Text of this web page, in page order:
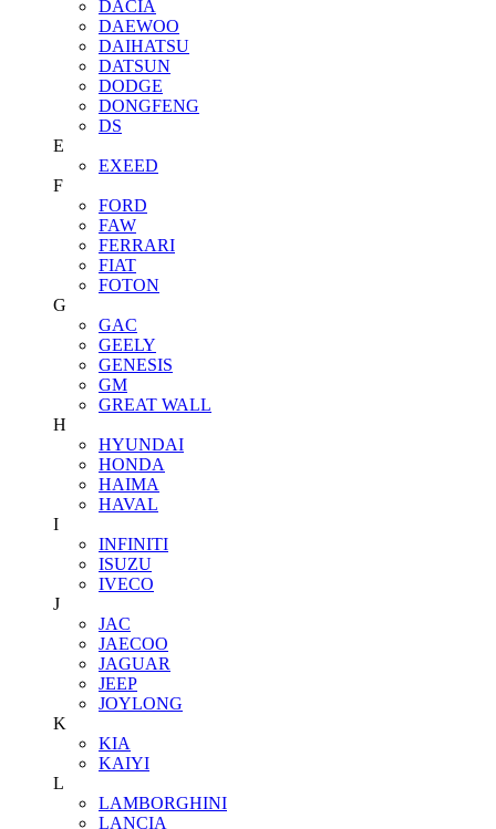
DACIA
DAEWOO
DAIHATSU
DATSUN
DODGE
DONGFENG
DS
E
EXEED
F
FORD
FAW
FERRARI
FIAT
FOTON
G
GAC
GEELY
GENESIS
GM
GREAT WALL
H
HYUNDAI
HONDA
HAIMA
HAVAL
I
INFINITI
ISUZU
IVECO
J
JAC
JAECOO
JAGUAR
JEEP
JOYLONG
K
KIA
KAIYI
L
LAMBORGHINI
LANCIA